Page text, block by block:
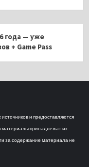
года — уже
+ Game Pass
и предоставляются
материалы принадлежат их
за содержание материала не